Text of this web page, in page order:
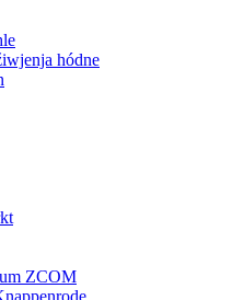
hódne
ZCOM